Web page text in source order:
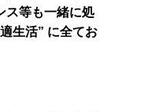
ス等も一緒に処
生活” に全てお